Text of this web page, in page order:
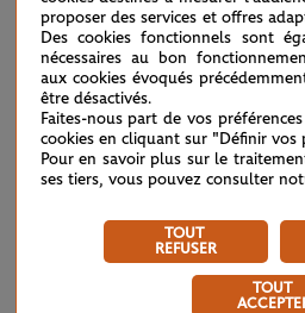
Je suis juste vraiment
semaine n’a pas été facile à
Donc je suis juste contente
correctement et à utiliser
performer ici", s’est réjoui la
compatriote Agnieszka
saison "pas facile" au cours de
glané 68 succès et distribué 23
proposer des services et offres
Des cookies fonctionnels sont
nécessaires au bon
aux cookies évoqués
être désactivés.
Faites-nous part de vos
cookies en cliquant sur "Définir vos
Pour en savoir plus sur le
ses tiers, vous pouvez consulter
TOUT
REFUSER
TOUT